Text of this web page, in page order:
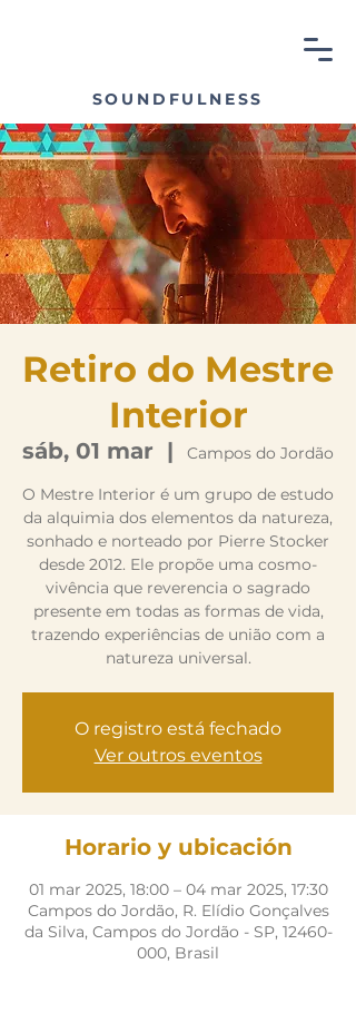
SOUNDFULNESS
Retiro do Mestre
Interior
sáb, 01 mar
  |
Campos do Jordão
O Mestre Interior é um grupo de estudo
da alquimia dos elementos da natureza,
sonhado e norteado por Pierre Stocker
desde 2012. Ele propõe uma cosmo-
vivência que reverencia o sagrado
presente em todas as formas de vida,
trazendo experiências de união com a
natureza universal.
O registro está fechado
Ver outros eventos
Horario y ubicación
01 mar 2025, 18:00 – 04 mar 2025, 17:30
Campos do Jordão, R. Elídio Gonçalves
da Silva, Campos do Jordão - SP, 12460-
000, Brasil